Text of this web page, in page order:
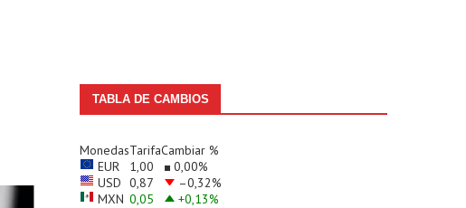
TABLA DE CAMBIOS
MonedasTarifaCambiar %
EUR
1,00 0,00%
USD 0,87 –0,32%
MXN 0,05 +0,13%